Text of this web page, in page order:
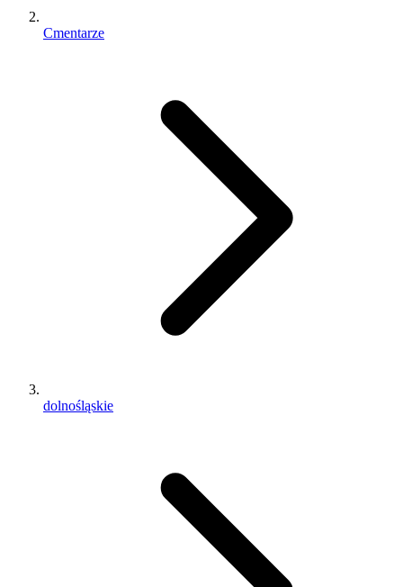
Cmentarze
dolnośląskie